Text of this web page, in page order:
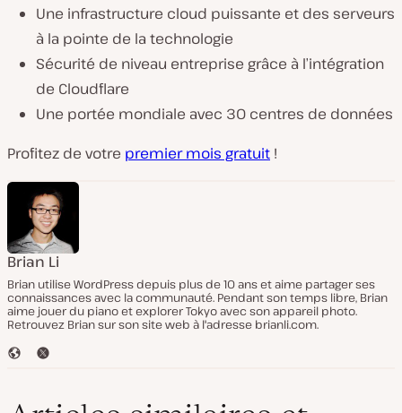
Une infrastructure cloud puissante et des serveurs
à la pointe de la technologie
Sécurité de niveau entreprise grâce à l’intégration
de Cloudflare
Une portée mondiale avec 30 centres de données
Profitez de votre premier mois gratuit !
Brian Li
Brian utilise WordPress depuis plus de 10 ans et aime partager ses
connaissances avec la communauté. Pendant son temps libre, Brian
aime jouer du piano et explorer Tokyo avec son appareil photo.
Retrouvez Brian sur son site web à l'adresse brianli.com.
S
T